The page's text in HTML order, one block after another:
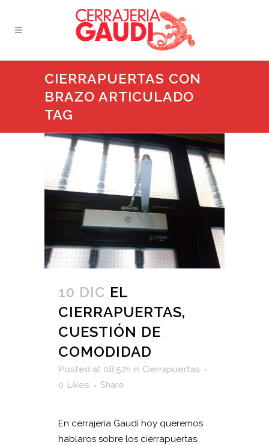
CIERRAPUERTAS CON
BRAZO ARTICULADO
TAG
10 DIC EL
CIERRAPUERTAS,
CUESTIÓN DE
COMODIDAD
Posted at 08:52h in Cierrapuertas
0 Likes Share
En cerrajería Gaudí hoy queremos
hablaros sobre los cierrapuertas.